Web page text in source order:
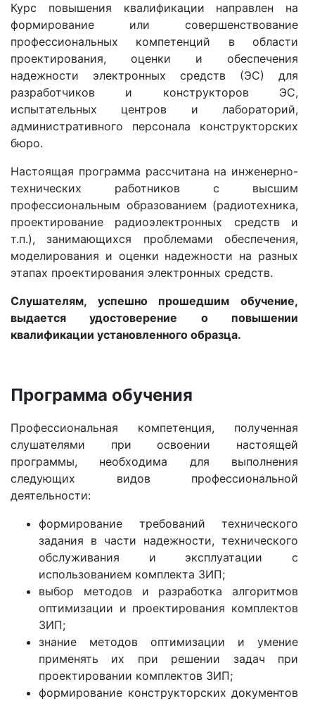
Курс повышения квалификации направлен на
формирование или совершенствование
профессиональных компетенций в области
проектирования, оценки и обеспечения
надежности электронных средств (ЭС) для
разработчиков и конструкторов ЭС,
испытательных центров и лабораторий,
административного персонала конструкторских
бюро.
Настоящая программа рассчитана на инженерно-
технических работников с высшим
профессиональным образованием (радиотехника,
проектирование радиоэлектронных средств и
т.п.), занимающихся проблемами обеспечения,
моделирования и оценки надежности на разных
этапах проектирования электронных средств.
Слушателям, успешно прошедшим обучение,
выдается удостоверение о повышении
квалификации установленного образца.
Программа обучения
Профессиональная компетенция, полученная
слушателями при освоении настоящей
программы, необходима для выполнения
следующих видов профессиональной
деятельности:
формирование требований технического
задания в части надежности, технического
обслуживания и эксплуатации с
использованием комплекта ЗИП;
выбор методов и разработка алгоритмов
оптимизации и проектирования комплектов
ЗИП;
знание методов оптимизации и умение
применять их при решении задач при
проектировании комплектов ЗИП;
формирование конструкторских документов